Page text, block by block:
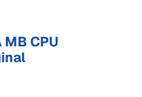
CPU